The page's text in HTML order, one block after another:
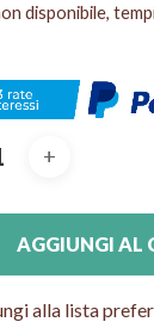
disponibile,
AGGIUNGI AL
alla lista